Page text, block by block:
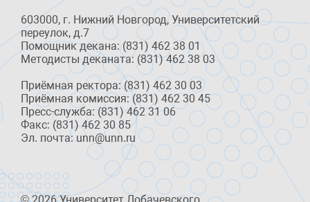
603000, г. Нижний Новгород, Университетский
переулок, д.7
Помощник декана: (831) 462 38 01
Методисты деканата: (831) 462 38 03
Приёмная ректора: (831) 462 30 03
Приёмная комиссия: (831) 462 30 45
Пресс-служба: (831) 462 31 06
Факс: (831) 462 30 85
Эл. почта: unn@unn.ru